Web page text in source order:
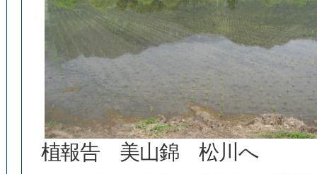
植報告 美山錦 松川へ